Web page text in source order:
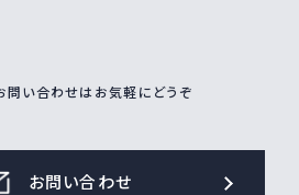
問い合わせはお気軽にどうぞ
お問い合わせ